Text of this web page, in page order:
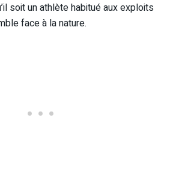
soit un athlète habitué aux exploits
face à la nature.